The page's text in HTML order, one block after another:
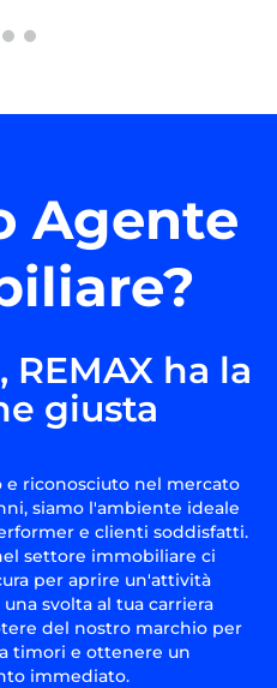
Agente
ha la
giusta
riconosciuto nel mercato
siamo l'ambiente ideale
e clienti soddisfatti.
settore immobiliare ci
per aprire un'attività
svolta al tua carriera
del nostro marchio per
timori e ottenere un
immediato.